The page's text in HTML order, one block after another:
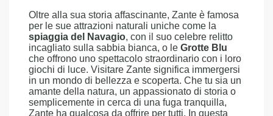
Oltre alla sua storia affascinante, Zante è famosa
per le sue attrazioni naturali uniche come la
spiaggia del Navagio, con il suo celebre relitto
incagliato sulla sabbia bianca, o le Grotte Blu
che offrono uno spettacolo straordinario con i loro
giochi di luce. Visitare Zante significa immergersi
in un mondo di bellezza e scoperta. Che tu sia un
amante della natura, un appassionato di storia o
semplicemente in cerca di una fuga tranquilla,
Zante ha qualcosa da offrire per tutti. In questa